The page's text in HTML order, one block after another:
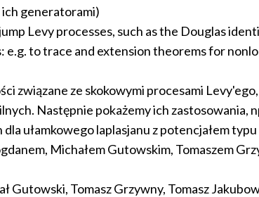
ich generatorami)
Levy processes, such as the Douglas
to trace and extension theorems for
ze skokowymi procesami
Następnie pokażemy ich zastosowania,
ułamkowego laplasjanu z potencjałem
Michałem Gutowskim, Tomaszem
Tomasz Grzywny, Tomasz